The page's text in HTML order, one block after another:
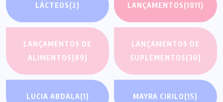
LÁCTEOS(2) LANÇAMENTOS(1011)
LANÇAMENTOS DE
ALIMENTOS(89)
LANÇAMENTOS DE
SUPLEMENTOS(30)
LUCIA ABDALA(1) MAYRA CIRILO(15)